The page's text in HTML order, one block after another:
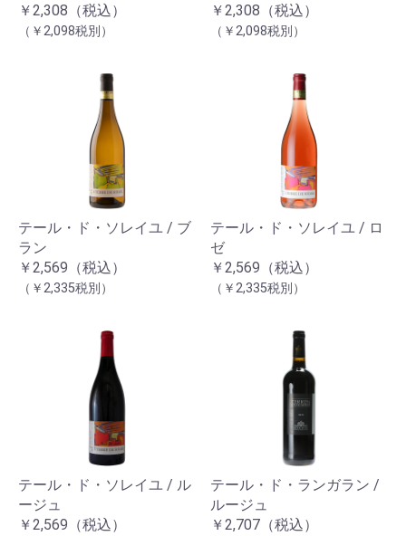
￥2,308（税込）
（￥2,098税別）
￥2,308（税込）
（￥2,098税別）
テール・ド・ソレイユ / ブ
ラン
￥2,569（税込）
（￥2,335税別）
テール・ド・ソレイユ / ロ
ゼ
￥2,569（税込）
（￥2,335税別）
テール・ド・ソレイユ / ル
ージュ
￥2,569（税込）
テール・ド・ランガラン /
ルージュ
￥2,707（税込）